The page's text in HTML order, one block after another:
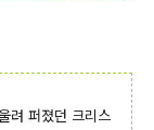
려 퍼졌던 크리스